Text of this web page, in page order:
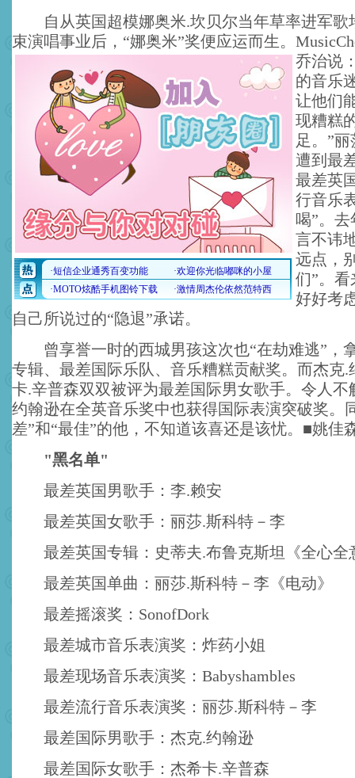
自从英国超模娜奥米.坎贝尔当年草率进军歌
束演唱事业后，“娜奥米”奖便应运而生。
乔治说
的音乐
让他们
现糟糕
足。”
遭到最
最差英
行音乐
喝”。
言不讳
远点，
们”。
好好考
自己所说过的“隐退”承诺。
曾享誉一时的西城男孩这次也“在劫难逃”，
专辑、最差国际乐队、音乐糟糕贡献奖。而杰克.
卡.辛普森双双被评为最差国际男女歌手。令人不
约翰逊在全英音乐奖中也获得国际表演突破奖。
差”和“最佳”的他，不知道该喜还是该忧。■姚佳
"黑名单"
最差英国男歌手：李.赖安
最差英国女歌手：丽莎.斯科特－李
最差英国专辑：史蒂夫.布鲁克斯坦《全心全
最差英国单曲：丽莎.斯科特－李《电动》
最差摇滚奖：SonofDork
最差城市音乐表演奖：炸药小姐
最差现场音乐表演奖：Babyshambles
最差流行音乐表演奖：丽莎.斯科特－李
最差国际男歌手：杰克.约翰逊
最差国际女歌手：杰希卡.辛普森